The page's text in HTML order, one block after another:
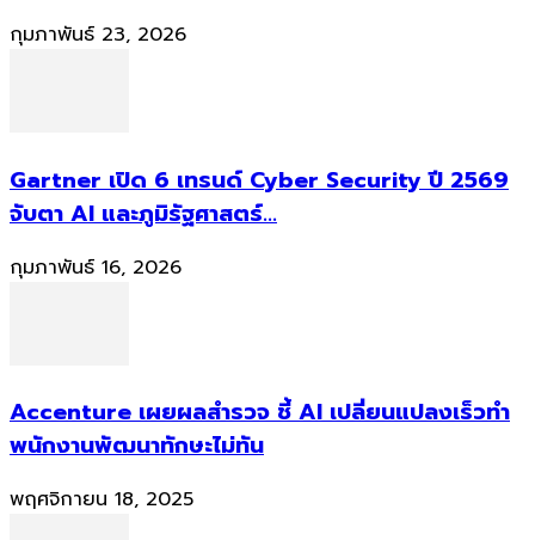
กุมภาพันธ์ 23, 2026
Gartner เปิด 6 เทรนด์ Cyber Security ปี 2569
จับตา AI และภูมิรัฐศาสตร์...
กุมภาพันธ์ 16, 2026
Accenture เผยผลสำรวจ ชี้ AI เปลี่ยนแปลงเร็วทำ
พนักงานพัฒนาทักษะไม่ทัน
พฤศจิกายน 18, 2025